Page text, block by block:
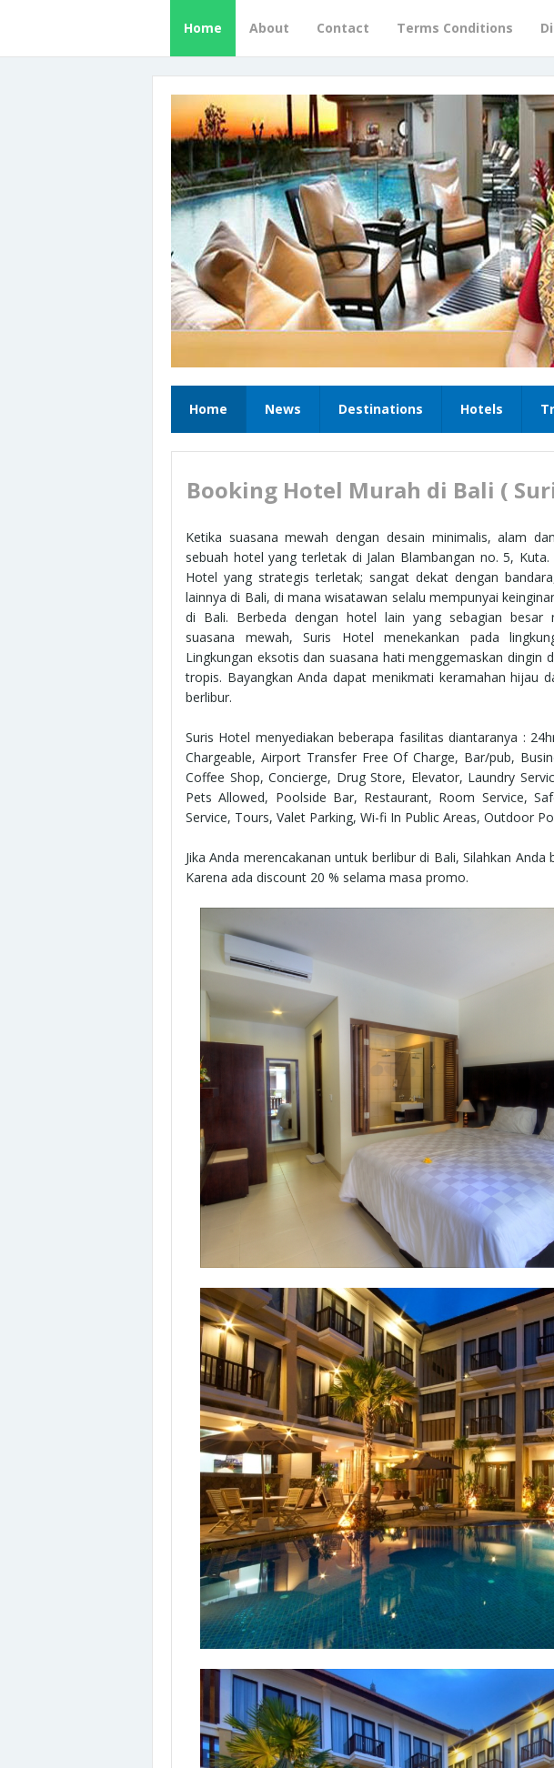
Home About Contact Terms Conditions
Home News Destinations Hotels
Booking Hotel Murah di Bali (
Ketika suasana mewah dengan desain minimalis, alam
sebuah hotel yang terletak di Jalan Blambangan no. 5,
Hotel yang strategis terletak; sangat dekat dengan
lainnya di Bali, di mana wisatawan selalu mempunyai
di Bali. Berbeda dengan hotel lain yang sebagian besar
suasana mewah, Suris Hotel menekankan pada
Lingkungan eksotis dan suasana hati menggemaskan dingin
tropis. Bayangkan Anda dapat menikmati keramahan hijau
berlibur.
Suris Hotel menyediakan beberapa fasilitas diantaranya :
Chargeable, Airport Transfer Free Of Charge, Bar/pub,
Coffee Shop, Concierge, Drug Store, Elevator, Laundry
Pets Allowed, Poolside Bar, Restaurant, Room Service,
Service, Tours, Valet Parking, Wi-fi In Public Areas, Outdoor
Jika Anda merencakanan untuk berlibur di Bali, Silahkan
Karena ada discount 20 % selama masa promo.